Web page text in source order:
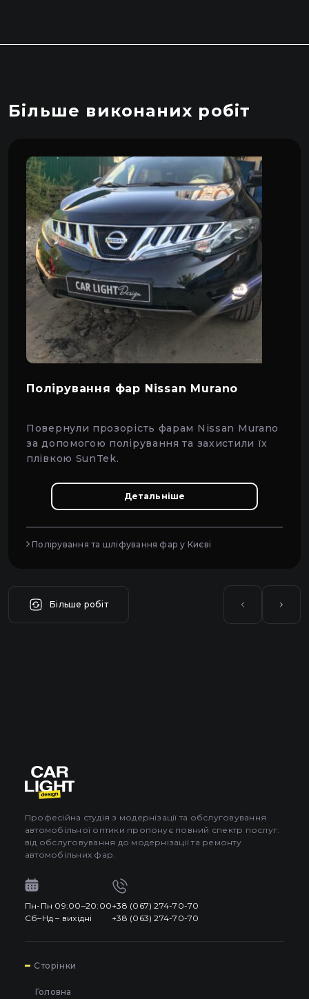
Більше виконаних робіт
Полірування фар Nissan Murano
Повернули прозорість фарам Nissan Murano
за допомогою полірування та захистили їх
плівкою SunTek.
Детальніше
Полірування та шліфування фар у Києві
Більше робіт
Професійна студія з модернізації та обслуговування
автомобільної оптики пропонує повний спектр послуг:
від обслуговування до модернізації та ремонту
автомобільних фар.
Пн-Пн 09:00–20:00
Сб–Нд – вихідні
+38 (067) 274-70-70
+38 (063) 274-70-70
Сторінки
Головна